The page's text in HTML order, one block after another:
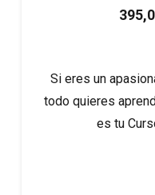
Si eres un
todo quieres
es tu